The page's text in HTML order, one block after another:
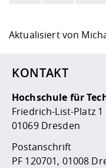
Aktualisiert von
KONTAKT
Hochschule für
Friedrich-List-Platz 1
01069 Dresden
Postanschrift
PF 120701, 01008